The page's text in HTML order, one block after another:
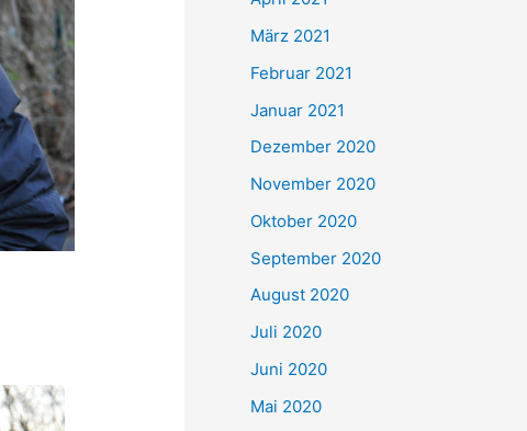
März 2021
Februar 2021
Januar 2021
Dezember 2020
November 2020
Oktober 2020
September 2020
August 2020
Juli 2020
Juni 2020
Mai 2020